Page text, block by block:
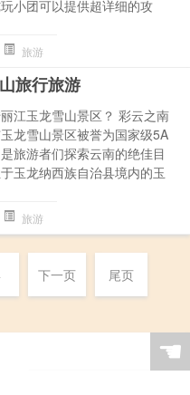
小团可以提供超详细的攻
旅游
旅行旅游
江玉龙雪山景区？ 彩云之南
龙雪山景区被誉为国家级5A
旅游者们探索云南的绝佳目
玉龙纳西族自治县境内的玉
旅游
下一页 尾页
☚